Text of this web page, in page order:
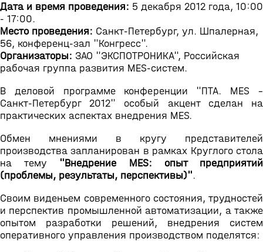
Дата и время проведения: 5 декабря 2012 года, 10:00
- 17:00.
Место проведения: Санкт-Петербург, ул. Шпалерная,
56, конференц-зал "Конгресс".
Организаторы: ЗАО "ЭКСПОТРОНИКА", Российская
рабочая группа развития MES-систем.
В деловой программе конференции "ПТА. MES –
Санкт-Петербург 2012" особый акцент сделан на
практических аспектах внедрения MES.
Обмен мнениями в кругу представителей
производства запланирован в рамках Круглого стола
на тему "Внедрение MES: опыт предприятий
(проблемы, результаты, перспективы)".
Своим виденьем современного состояния, трудностей
и перспектив промышленной автоматизации, а также
опытом разработки решений, внедрения систем
оперативного управления производством поделятся: